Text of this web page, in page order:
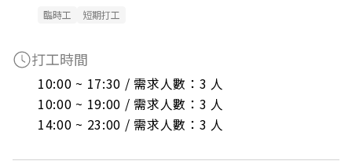
臨時工 短期打工
打工時間
10:00 ~ 17:30 / 需求人數：3 人
10:00 ~ 19:00 / 需求人數：3 人
14:00 ~ 23:00 / 需求人數：3 人